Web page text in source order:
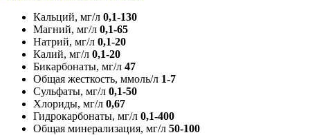
Кальций, мг/л 0,1-130
Магний, мг/л 0,1-65
Натрий, мг/л 0,1-20
Калий, мг/л 0,1-20
Бикарбонаты, мг/л 47
Общая жесткость, ммоль/л 1-7
Сульфаты, мг/л 0,1-50
Хлориды, мг/л 0,67
Гидрокарбонаты, мг/л 0,1-400
Общая минерализация, мг/л 50-100